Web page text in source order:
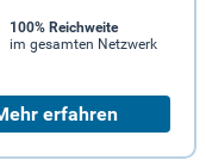
100% Reichweite
im gesamten Netzwerk
erfahren